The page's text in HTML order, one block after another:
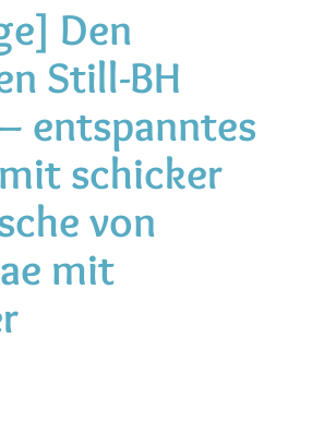
Den
Still-BH
entspanntes
schicker
von
mit